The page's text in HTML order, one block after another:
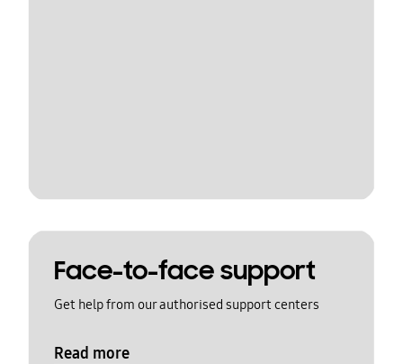
Face-to-face support
Get help from our authorised support centers
Read more